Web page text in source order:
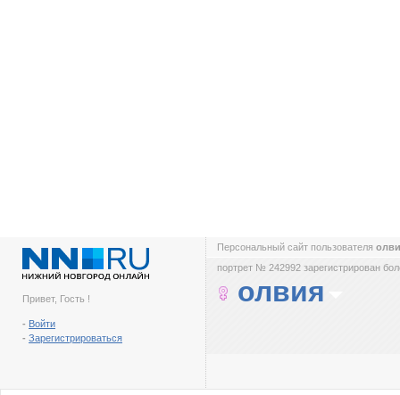
Привет, Гость !
- Войти
- Зарегистрироваться
Персональный сайт пользователя
портрет № 242992 зарегистрирован
олвия